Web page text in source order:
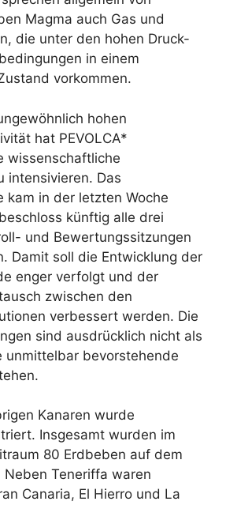
Magma auch Gas und
die unter den hohen Druck-
in einem
vorkommen.
hohen
hat PEVOLCA*
wissenschaftliche
intensivieren. Das
kam in der letzten Woche
künftig alle drei
und Bewertungssitzungen
Damit soll die Entwicklung der
enger verfolgt und der
zwischen den
verbessert werden. Die
sind ausdrücklich nicht als
unmittelbar bevorstehende
Kanaren wurde
Insgesamt wurden im
80 Erdbeben auf dem
Teneriffa waren
Canaria, El Hierro und La